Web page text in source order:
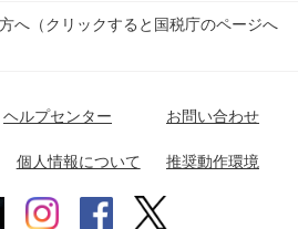
競輪場 大垣競輪場 豊橋競輪場
輪場 四日市競輪場
輪場 向日町競輪場
へ（クリックすると国税庁のページへ
ヘルプセンター お問い合わせ
個人情報について 推奨動作環境